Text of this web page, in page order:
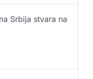
Srbija stvara na